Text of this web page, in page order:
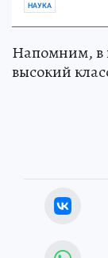
НАУКА
Напомним, в
высокий